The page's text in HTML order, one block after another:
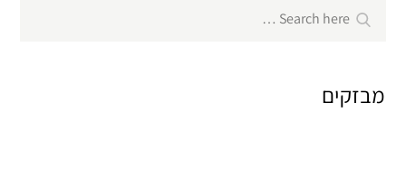
for:
Search
מבזקים